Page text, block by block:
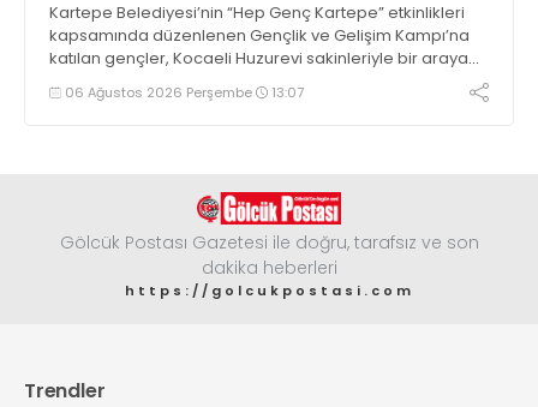
Kartepe Belediyesi’nin “Hep Genç Kartepe” etkinlikleri
kapsamında düzenlenen Gençlik ve Gelişim Kampı’na
katılan gençler, Kocaeli Huzurevi sakinleriyle bir araya
geldi06 Ağustos 2026 Perşembe 13:07
Gölcük Postası Gazetesi ile doğru, tarafsız ve son
dakika heberleri
https://golcukpostasi.com
Trendler